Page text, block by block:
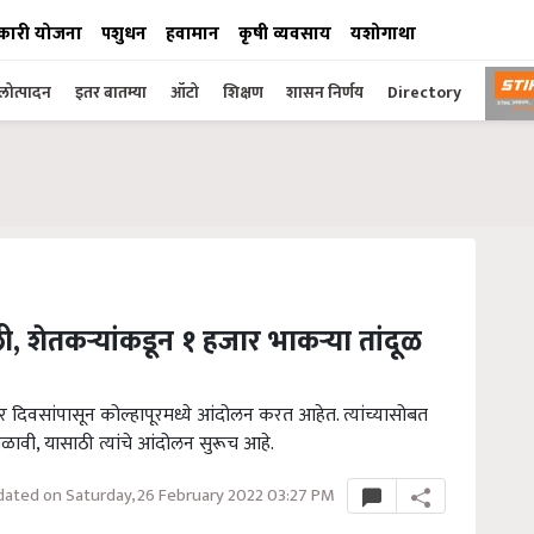
योजना पशुधन हवामान कृषी व्यवसाय यशोगाथा
इतर बातम्या ऑटो शिक्षण शासन निर्णय Directory
शेतकऱ्यांकडून १ हजार भाकऱ्या तांदूळ
दिवसांपासून कोल्हापूरमध्ये आंदोलन करत आहेत. त्यांच्यासोबत
यासाठी त्यांचे आंदोलन सुरूच आहे.
on Saturday, 26 February 2022 03:27 PM